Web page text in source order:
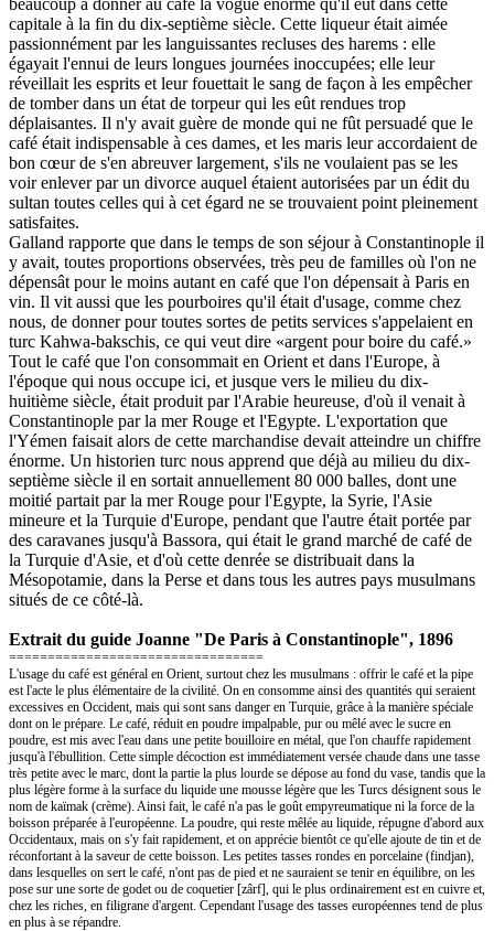
capitale à la fin du dix-septième siècle. Cette liqueur était aimée
passionnément par les languissantes recluses des harems : elle
égayait l'ennui de leurs longues journées inoccupées; elle leur
réveillait les esprits et leur fouettait le sang de façon à les empêcher
de tomber dans un état de torpeur qui les eût rendues trop
déplaisantes. Il n'y avait guère de monde qui ne fût persuadé que le
café était indispensable à ces dames, et les maris leur accordaient de
bon cœur de s'en abreuver largement, s'ils ne voulaient pas se les
voir enlever par un divorce auquel étaient autorisées par un édit du
sultan toutes celles qui à cet égard ne se trouvaient point pleinement
satisfaites.
Galland rapporte que dans le temps de son séjour à Constantinople il
y avait, toutes proportions observées, très peu de familles où l'on ne
dépensât pour le moins autant en café que l'on dépensait à Paris en
vin. Il vit aussi que les pourboires qu'il était d'usage, comme chez
nous, de donner pour toutes sortes de petits services s'appelaient en
turc Kahwa-bakschis, ce qui veut dire «argent pour boire du café.»
Tout le café que l'on consommait en Orient et dans l'Europe, à
l'époque qui nous occupe ici, et jusque vers le milieu du dix-
huitième siècle, était produit par l'Arabie heureuse, d'où il venait à
Constantinople par la mer Rouge et l'Egypte. L'exportation que
l'Yémen faisait alors de cette marchandise devait atteindre un chiffre
énorme. Un historien turc nous apprend que déjà au milieu du dix-
septième siècle il en sortait annuellement 80 000 balles, dont une
moitié partait par la mer Rouge pour l'Egypte, la Syrie, l'Asie
mineure et la Turquie d'Europe, pendant que l'autre était portée par
des caravanes jusqu'à Bassora, qui était le grand marché de café de
la Turquie d'Asie, et d'où cette denrée se distribuait dans la
Mésopotamie, dans la Perse et dans tous les autres pays musulmans
situés de ce côté-là.
Extrait du guide Joanne "De Paris à Constantinople", 1896
=================================
L'usage du café est général en Orient, surtout chez les musulmans : offrir le café et la pipe
est l'acte le plus élémentaire de la civilité. On en consomme ainsi des quantités qui seraient
excessives en Occident, mais qui sont sans danger en Turquie, grâce à la manière spéciale
dont on le prépare. Le café, réduit en poudre impalpable, pur ou mêlé avec le sucre en
poudre, est mis avec l'eau dans une petite bouilloire en métal, que l'on chauffe rapidement
jusqu'à l'ébullition. Cette simple décoction est immédiatement versée chaude dans une tasse
très petite avec le marc, dont la partie la plus lourde se dépose au fond du vase, tandis que la
plus légère forme à la surface du liquide une mousse légère que les Turcs désignent sous le
nom de kaïmak (crème). Ainsi fait, le café n'a pas le goût empyreumatique ni la force de la
boisson préparée à l'européenne. La poudre, qui reste mêlée au liquide, répugne d'abord aux
Occidentaux, mais on s'y fait rapidement, et on apprécie bientôt ce qu'elle ajoute de tin et de
réconfortant à la saveur de cette boisson. Les petites tasses rondes en porcelaine (findjan),
dans lesquelles on sert le café, n'ont pas de pied et ne sauraient se tenir en équilibre, on les
pose sur une sorte de godet ou de coquetier [zârf], qui le plus ordinairement est en cuivre et,
chez les riches, en filigrane d'argent. Cependant l'usage des tasses européennes tend de plus
en plus à se répandre.